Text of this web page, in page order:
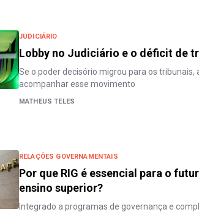
JUDICIÁRIO
Lobby no Judiciário e o déficit de
Se o poder decisório migrou para os tribunais,
acompanhar esse movimento
MATHEUS TELES
RELAÇÕES GOVERNAMENTAIS
Por que RIG é essencial para o
ensino superior?
Integrado a programas de governança e